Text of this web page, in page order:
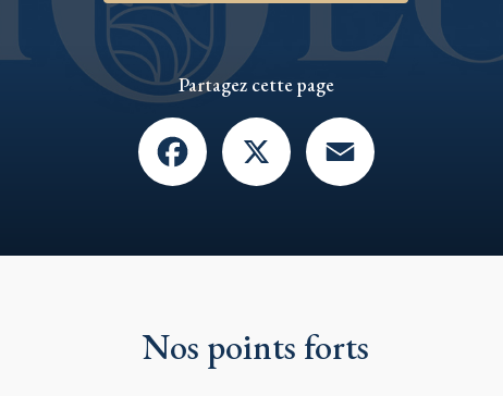
Partagez cette page
Facebook
Nos points forts